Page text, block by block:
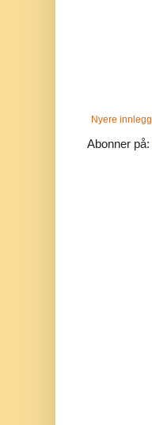
Nyere innlegg
Abonner på: